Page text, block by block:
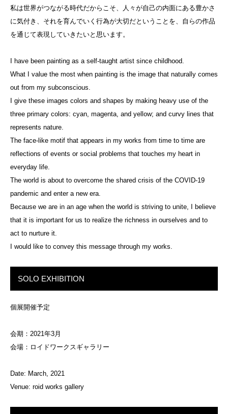
私は世界がつながる時代だからこそ、人々が自己の内面にある豊かさ
に気付き、それを育んでいく行為が大切だということを、自らの作品
を通じて表現していきたいと思います。
I have been painting as a self-taught artist since childhood.
What I value the most when painting is the image that naturally comes
out from my subconscious.
I give these images colors and shapes by making heavy use of the
three primary colors: cyan, magenta, and yellow; and curvy lines that
represents nature.
The face-like motif that appears in my works from time to time are
reflections of events or social problems that touches my heart in
everyday life.
The world is about to overcome the shared crisis of the COVID-19
pandemic and enter a new era.
Because we are in an age when the world is striving to unite, I believe
that it is important for us to realize the richness in ourselves and to
act to nurture it.
I would like to convey this message through my works.
SOLO EXHIBITION
個展開催予定
会期：2021年3月
会場：ロイドワークスギャラリー
Date: March, 2021
Venue: roid works gallery